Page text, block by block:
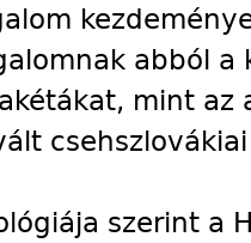
abból a
mint az
szerint a